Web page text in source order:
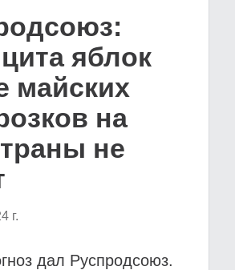
яблок
майских
на
не
г.
дал Руспродсоюз.